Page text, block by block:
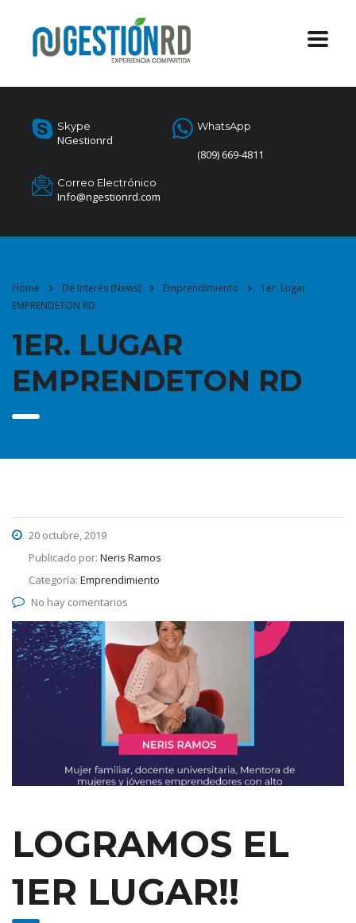
Skype
NGestionrd
WhatsApp
(809) 669-4811
Correo Electrónico
Info@ngestionrd.com
Home De Interés (News) Emprendimiento
1er. Lugar
EMPRENDETON RD
1ER. LUGAR
EMPRENDETON RD
20 octubre, 2019
Publicado por: Neris Ramos
Categoría: Emprendimiento
No hay comentarios
LOGRAMOS EL
1ER LUGAR!!